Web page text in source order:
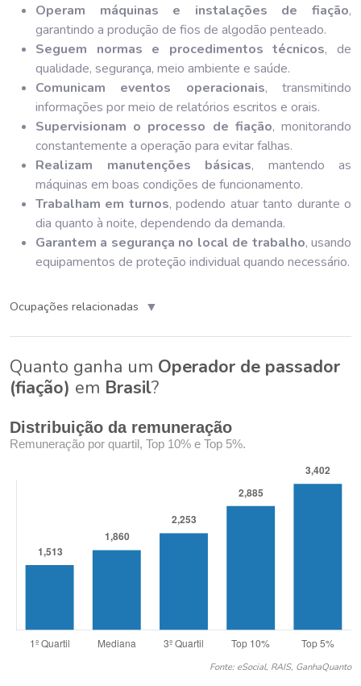
Operam máquinas e instalações de fiação,
garantindo a produção de fios de algodão penteado.
Seguem normas e procedimentos técnicos, de
qualidade, segurança, meio ambiente e saúde.
Comunicam eventos operacionais, transmitindo
informações por meio de relatórios escritos e orais.
Supervisionam o processo de fiação, monitorando
constantemente a operação para evitar falhas.
Realizam manutenções básicas, mantendo as
máquinas em boas condições de funcionamento.
Trabalham em turnos, podendo atuar tanto durante o
dia quanto à noite, dependendo da demanda.
Garantem a segurança no local de trabalho, usando
equipamentos de proteção individual quando necessário.
Ocupações relacionadas ▼
Quanto ganha um Operador de passador
(fiação) em Brasil?
Distribuição da remuneração
Remuneração por quartil, Top 10% e Top 5%.
Fonte: eSocial, RAIS, GanhaQuanto